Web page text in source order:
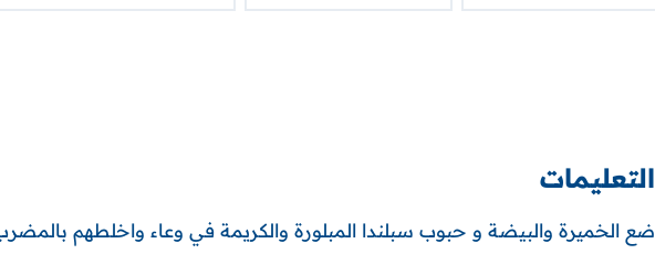
التعليمات
ضع الخميرة والبيضة و حبوب سبلندا المبلورة والكريمة في وعاء واخلطهم